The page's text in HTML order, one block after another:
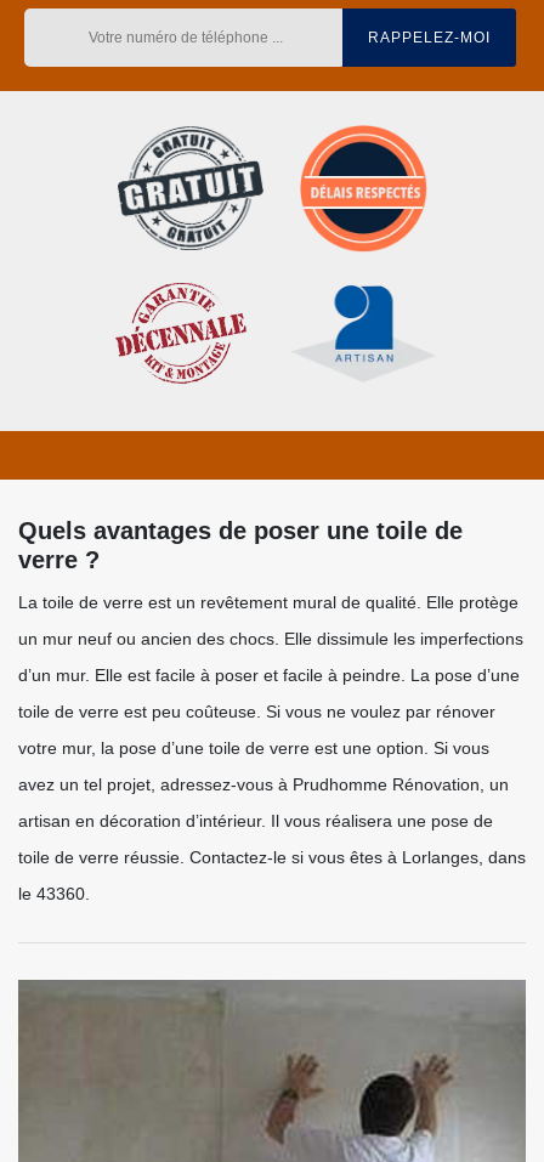
Quels avantages de poser une toile de
verre ?
La toile de verre est un revêtement mural de qualité. Elle protège
un mur neuf ou ancien des chocs. Elle dissimule les imperfections
d’un mur. Elle est facile à poser et facile à peindre. La pose d’une
toile de verre est peu coûteuse. Si vous ne voulez par rénover
votre mur, la pose d’une toile de verre est une option. Si vous
avez un tel projet, adressez-vous à Prudhomme Rénovation, un
artisan en décoration d’intérieur. Il vous réalisera une pose de
toile de verre réussie. Contactez-le si vous êtes à Lorlanges, dans
le 43360.